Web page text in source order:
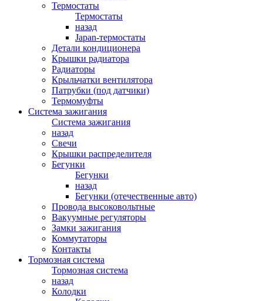
Термостаты
Термостаты
назад
Japan-термостаты
Детали кондиционера
Крышки радиатора
Радиаторы
Крыльчатки вентилятора
Патрубки (под датчики)
Термомуфты
Система зажигания
Система зажигания
назад
Свечи
Крышки распределителя
Бегунки
Бегунки
назад
Бегунки (отечественные авто)
Провода высоковольтные
Вакуумные регуляторы
Замки зажигания
Коммутаторы
Контакты
Тормозная система
Тормозная система
назад
Колодки